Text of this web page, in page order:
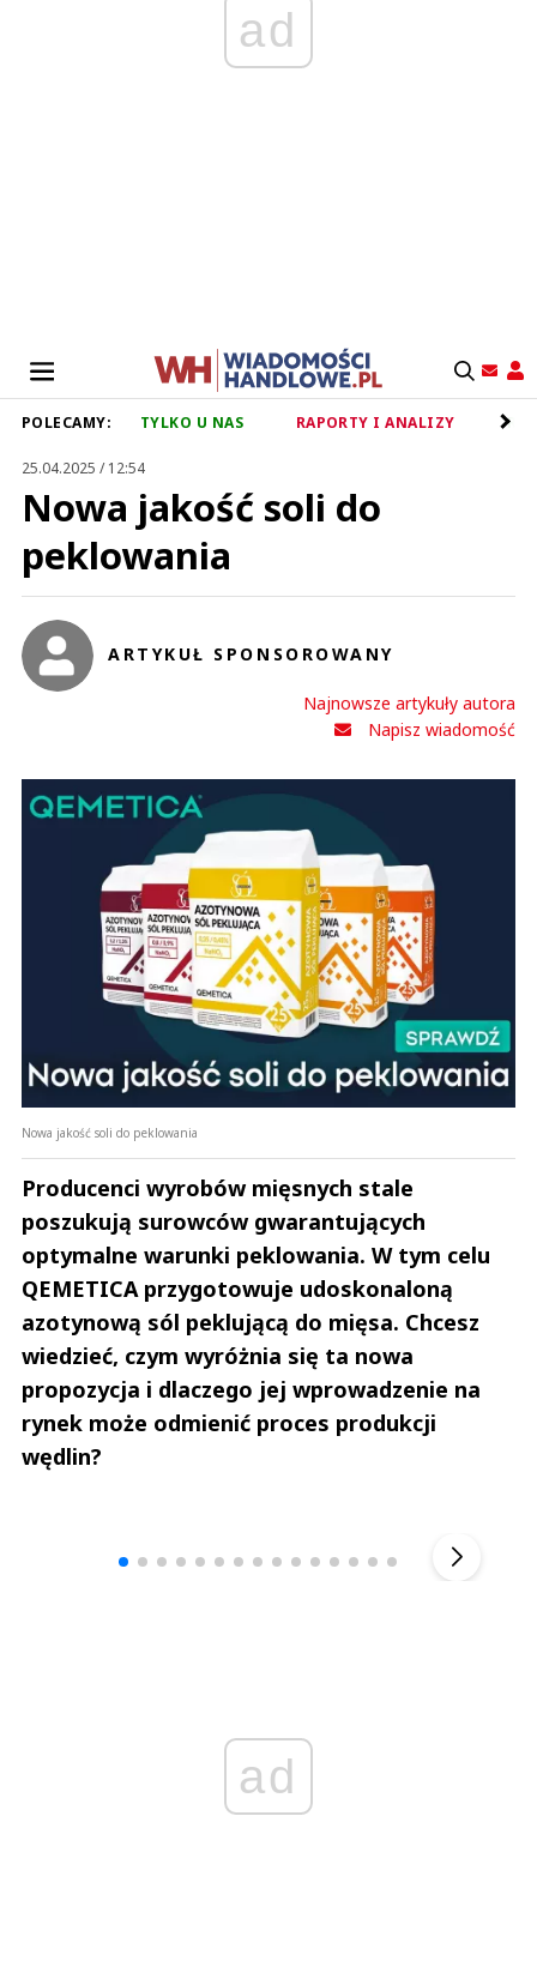
ad
POLECAMY: TYLKO U NAS RAPORTY I ANALIZY
25.04.2025 / 12:54
​​Nowa jakość soli do
peklowania
ARTYKUŁ SPONSOROWANY
Najnowsze artykuły autora
Napisz wiadomość
​​Nowa jakość soli do peklowania
Producenci wyrobów mięsnych stale
poszukują surowców gwarantujących
optymalne warunki peklowania. W tym celu
QEMETICA przygotowuje udoskonaloną
azotynową sól peklującą do mięsa. Chcesz
wiedzieć, czym wyróżnia się ta nowa
propozycja i dlaczego jej wprowadzenie na
rynek może odmienić proces produkcji
wędlin?
ad